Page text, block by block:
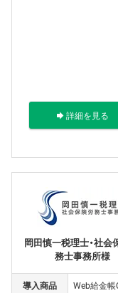
詳細を見る
岡田慎一税理士・社会
務士事務所様
導入商品 Web給金